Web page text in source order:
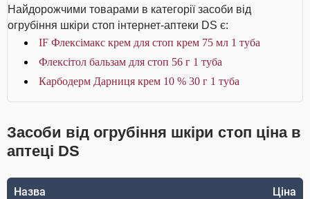
Найдорожчими товарами в категорії засоби від
огрубіння шкіри стоп інтернет-аптеки DS є:
IF Флексімакс крем для стоп крем 75 мл 1 туба
Флексітол бальзам для стоп 56 г 1 туба
Карбодерм Дарниця крем 10 % 30 г 1 туба
Засоби від огрубіння шкіри стоп ціна в
аптеці DS
Назва Ціна